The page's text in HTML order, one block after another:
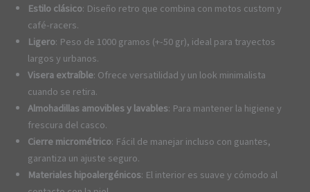
Estilo clásico: Diseño retro que combina con motos custom y
café-racers.
Ligero: Peso de 1000 gramos (+-50 gr), ideal para trayectos
largos y urbanos.
Visera extraíble: Ofrece versatilidad y un look minimalista
cuando se retira.
Almohadillas amovibles y lavables: Para mantener la higiene y
frescura del casco.
Cierre micrométrico: Fácil de manejar incluso con guantes,
garantiza un ajuste seguro.
Materiales hipoalergénicos: El interior es suave y cómodo al